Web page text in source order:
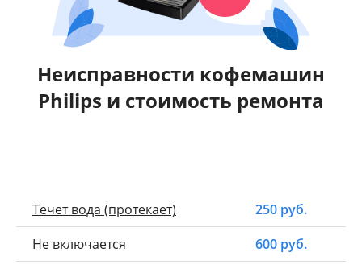
Неисправности кофемашин
Philips и стоимость ремонта
Течет вода (протекает)
250 руб.
Не включается
600 руб.